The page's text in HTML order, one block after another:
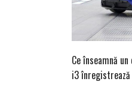
Ce înseamnă
i3